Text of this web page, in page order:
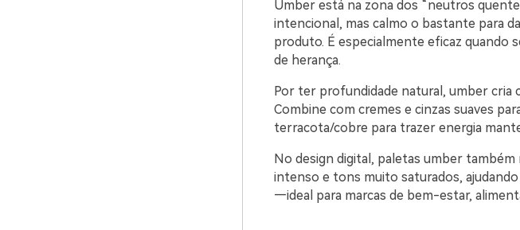
Umber está na zona dos “neutros
intencional, mas calmo o bastante para
produto. É especialmente eficaz quando
de herança.
Por ter profundidade natural, umber
Combine com cremes e cinzas suaves
terracota/cobre para trazer energia
No design digital, paletas umber
intenso e tons muito saturados,
—ideal para marcas de bem-estar,